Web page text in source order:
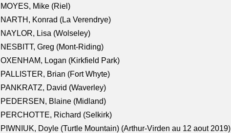
MOYES, Mike (Riel)
NARTH, Konrad (La Verendrye)
NAYLOR, Lisa (Wolseley)
NESBITT, Greg (Mont-Riding)
OXENHAM, Logan (Kirkfield Park)
PALLISTER, Brian (Fort Whyte)
PANKRATZ, David (Waverley)
PEDERSEN, Blaine (Midland)
PERCHOTTE, Richard (Selkirk)
PIWNIUK, Doyle (Turtle Mountain) (Arthur-Virden au 12 aout 2019)